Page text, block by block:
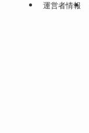
運営者情報